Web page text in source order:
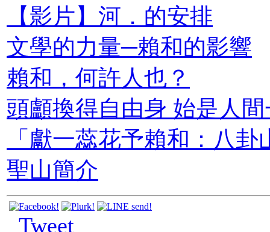
【影片】河．的安排
文學的力量─賴和的影響
賴和，何許人也？
頭顱換得自由身 始是人
「獻一蕊花予賴和：八
聖山簡介
Tweet